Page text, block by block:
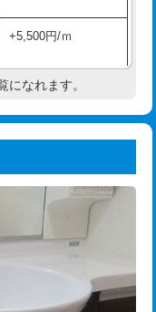
27,500円
38,500円
38,500円
現場見積
3,300円
5,500円
5,500円
11,000円
33,000円
+5,500円/ｍ
現地調査
+3,300円
33,000円
になれます。